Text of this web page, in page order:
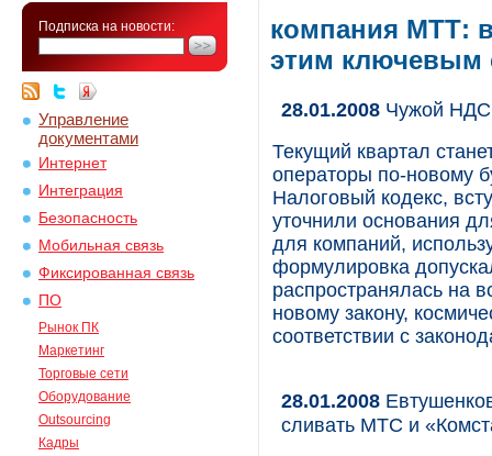
Подписка на новости:
Управление
документами
Интернет
Интеграция
Безопасность
Мобильная связь
Фиксированная связь
ПО
Рынок ПК
Маркетинг
Торговые сети
Оборудование
Outsourcing
Кадры
компания МТТ:
этим ключевым
28.01.2008 Чужой НДС
Текущий квартал
операторы по-новому
Налоговый кодекс,
уточнили основания
для компаний,
формулировка
распространялась на
новому закону,
соответствии с
28.01.2008
сливать МТС и